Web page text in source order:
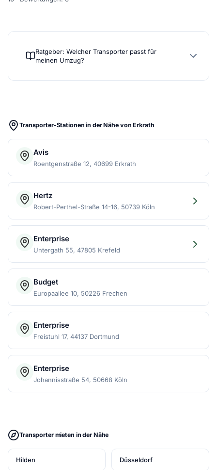
Ratgeber: Welcher Transporter passt für
meinen Umzug?
Transporter-Stationen in der Nähe von Erkrath
Avis
Roentgenstraße 12, 40699 Erkrath
Hertz
Robert-Perthel-Straße 14-16, 50739 Köln
Enterprise
Untergath 55, 47805 Krefeld
Budget
Europaallee 10, 50226 Frechen
Enterprise
Freistuhl 17, 44137 Dortmund
Enterprise
Johannisstraße 54, 50668 Köln
Transporter mieten in der Nähe
Hilden Düsseldorf